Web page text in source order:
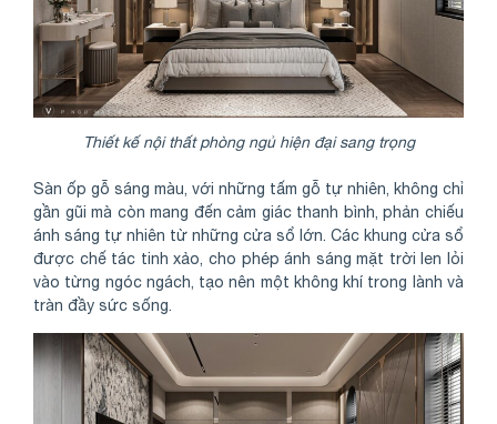
Thiết kế nội thất phòng ngủ hiện đại sang trọng
Sàn ốp gỗ sáng màu, với những tấm gỗ tự nhiên, không chỉ
gần gũi mà còn mang đến cảm giác thanh bình, phản chiếu
ánh sáng tự nhiên từ những cửa sổ lớn. Các khung cửa sổ
được chế tác tinh xảo, cho phép ánh sáng mặt trời len lỏi
vào từng ngóc ngách, tạo nên một không khí trong lành và
tràn đầy sức sống.